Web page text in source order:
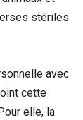
stériles
avec
cette
elle, la